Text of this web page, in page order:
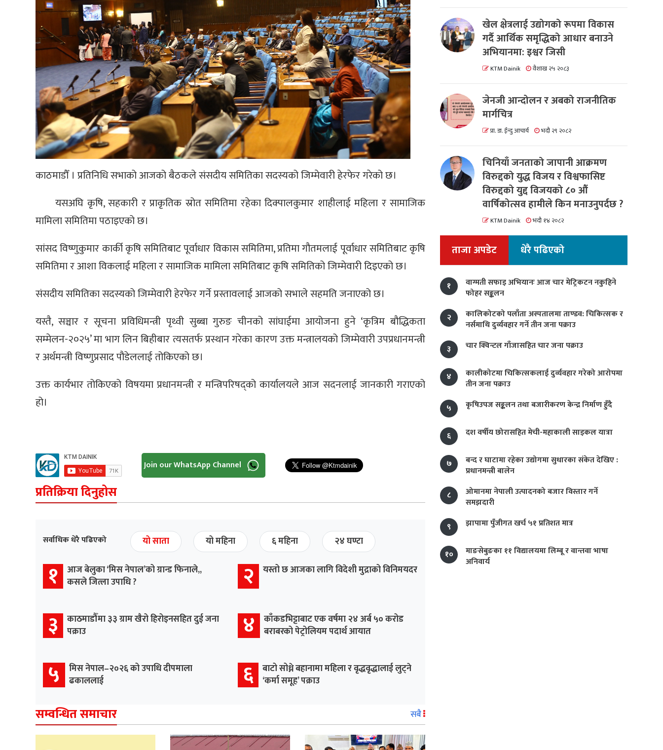
काठमाडौँ । प्रतिनिधि सभाको आजको बैठकले संसदीय समितिका सदस्यको जिम्मेवारी हेरफेर गरेको छ।
यसअघि कृषि, सहकारी र प्राकृतिक स्रोत समितिमा रहेका दिक्पालकुमार शाहीलाई महिला र सामाजिक
मामिला समितिमा पठाइएको छ।
सांसद विष्णुकुमार कार्की कृषि समितिबाट पूर्वाधार विकास समितिमा, प्रतिमा गौतमलाई पूर्वाधार समितिबाट कृषि
समितिमा र आशा विकलाई महिला र सामाजिक मामिला समितिबाट कृषि समितिको जिम्मेवारी दिइएको छ।
संसदीय समितिका सदस्यको जिम्मेवारी हेरफेर गर्ने प्रस्तावलाई आजको सभाले सहमति जनाएको छ।
यस्तै, सञ्चार र सूचना प्रविधिमन्त्री पृथ्वी सुब्बा गुरुङ चीनको सांघाईमा आयोजना हुने ‘कृत्रिम बौद्धिकता
सम्मेलन-२०२५’ मा भाग लिन बिहीबार त्यसतर्फ प्रस्थान गरेका कारण उक्त मन्त्रालयको जिम्मेवारी उपप्रधानमन्त्री
र अर्थमन्त्री विष्णुप्रसाद पौडेललाई तोकिएको छ।
उक्त कार्यभार तोकिएको विषयमा प्रधानमन्त्री र मन्त्रिपरिषद्को कार्यालयले आज सदनलाई जानकारी गराएको
हो।
Join our WhatsApp Channel
प्रतिक्रिया दिनुहोस
सर्वाधिक धेरै पढिएको यो साता यो महिना ६ महिना २४ घण्टा
१ आज बेलुका ‘मिस नेपाल’को ग्रान्ड फिनाले,,
कसले जित्ला उपाधि ?
२ यस्तो छ आजका लागि विदेशी मुद्राको विनिमयदर
३ काठमाडौँमा ३३ ग्राम खैरो हिरोइनसहित दुई जना
पक्राउ
४ काँकडभिट्टाबाट एक वर्षमा २४ अर्ब ५० करोड
बराबरको पेट्रोलियम पदार्थ आयात
५ मिस नेपाल–२०२६ को उपाधि दीपमाला
ढकाललाई
६ बाटो सोध्ने बहानामा महिला र वृद्धवृद्धालाई लुट्ने
‘कर्मा समूह’ पक्राउ
सम्वन्धित समाचार सबै
खेल क्षेत्रलाई उद्योगको रूपमा विकास
गर्दै आर्थिक समृद्धिको आधार बनाउने
अभियानमा: इश्वर जिसी
KTM Dainik वैशाख २५ २०८३
जेनजी आन्दोलन र अबको राजनीतिक
मार्गचित्र
प्रा. डा. ईन्दु आचार्य भदौ २९ २०८२
चिनियाँ जनताको जापानी आक्रमण
विरुद्दको युद्ध विजय र विश्वफासिष्ट
विरुद्दको युद्द विजयको ८० औं
वार्षिकोत्सव हामीले किन मनाउनुपर्दछ ?
KTM Dainik भदौ १४ २०८२
ताजा अपडेट धेरै पढिएको
१
वाग्मती सफाइ अभियानः आज चार मेट्रिकटन नकुहिने
फोहर सङ्कलन
२
कालिकोटको पलाँता अस्पतालमा ताण्डव: चिकित्सक र
नर्समाथि दुर्व्यवहार गर्ने तीन जना पक्राउ
३
चार क्विन्टल गाँजासहित चार जना पक्राउ
४
कालीकोटमा चिकित्सकलाई दुर्व्यवहार गरेको आरोपमा
तीन जना पक्राउ
५
कृषिउपज सङ्कलन तथा बजारीकरण केन्द्र निर्माण हुँदै
६ दश वर्षीय छोरासहित मेची-महाकाली साइकल यात्रा
७
बन्द र घाटामा रहेका उद्योगमा सुधारका संकेत देखिए :
प्रधानमन्त्री बालेन
८
ओमानमा नेपाली उत्पादनको बजार विस्तार गर्ने
समझदारी
९
झापामा पुँजीगत खर्च ५१ प्रतिशत मात्र
१०
माङसेबुङका ११ विद्यालयमा लिम्बू र वान्तवा भाषा
अनिवार्य